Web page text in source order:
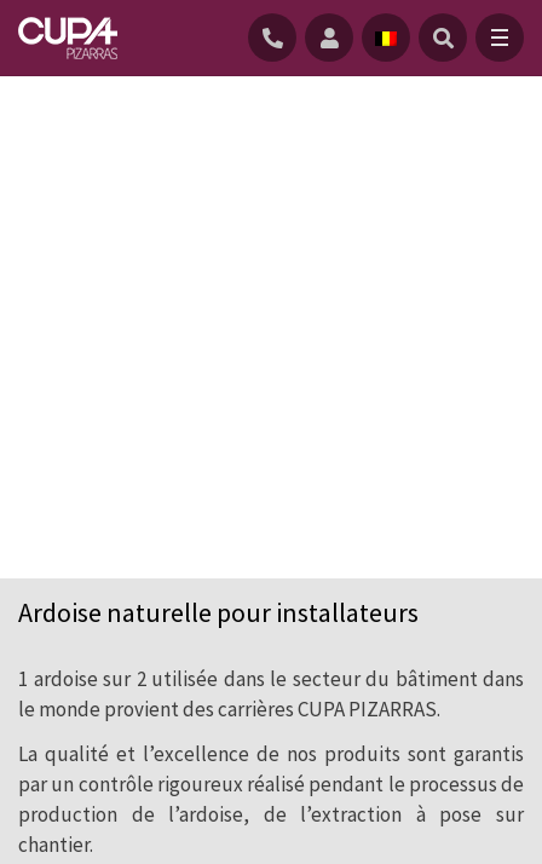
Les propriétés et textures inimitables de
unique. Ses caractéristiques naturelles
sont un gage de prestige pour toutes les
surfaces sur lesquelles elle est posée et
garantissent un style intemporel de
Ardoise naturelle pour installateurs
1 ardoise sur 2 utilisée dans le secteur du bâtiment dans
le monde provient des carrières CUPA PIZARRAS.
La qualité et l’excellence de nos produits sont garantis
par un contrôle rigoureux réalisé pendant le processus de
production de l’ardoise, de l’extraction à pose sur
chantier.